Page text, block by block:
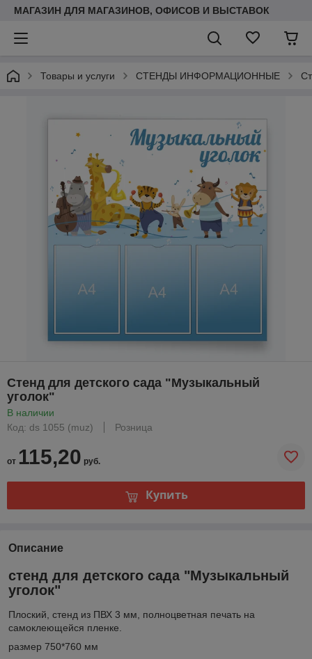
МАГАЗИН ДЛЯ МАГАЗИНОВ, ОФИСОВ И ВЫСТАВОК
Товары и услуги СТЕНДЫ ИНФОРМАЦИОННЫЕ
Стенд для детского сада "Музыкальный
уголок"
В наличии
Код: ds 1055 (muz)
Розница
от 115,20 руб.
Купить
Описание
стенд для детского сада "Музыкальный
уголок"
Плоский, стенд из ПВХ 3 мм, полноцветная печать на
самоклеющейся пленке.
размер 750*760 мм